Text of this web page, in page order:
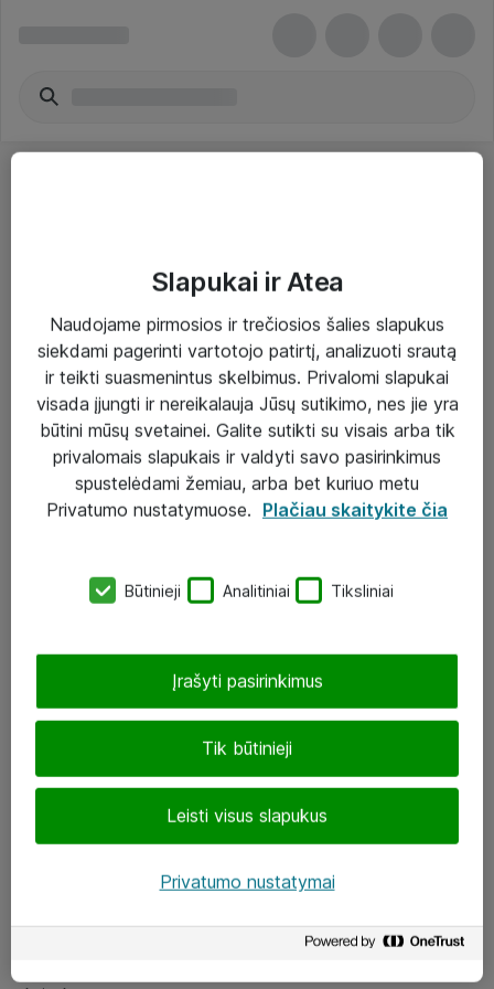
Paslaugos
Sprendimai
Įgyvendinti projektai
Atea ekspertų patarimai verslui
eShop@atea.lt
LinkedIn
Slapukai ir Atea
Naudojame pirmosios ir trečiosios šalies slapukus
siekdami pagerinti vartotojo patirtį, analizuoti srautą
ir teikti suasmenintus skelbimus. Privalomi slapukai
visada įjungti ir nereikalauja Jūsų sutikimo, nes jie yra
būtini mūsų svetainei. Galite sutikti su visais arba tik
privalomais slapukais ir valdyti savo pasirinkimus
spustelėdami žemiau, arba bet kuriuo metu
Privatumo nustatymuose. Plačiau skaitykite čia
Būtinieji Analitiniai Tiksliniai
Tik būtinieji
Leisti visus slapukus
Įrašyti pasirinkimus
Privatumo nustatymai